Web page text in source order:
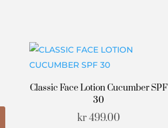
Classic Face Lotion Cucumber SPF
30
kr499.00